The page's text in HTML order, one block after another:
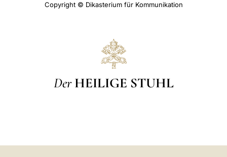
Copyright © Dikasterium für Kommunikation
Der HEILIGE STUHL